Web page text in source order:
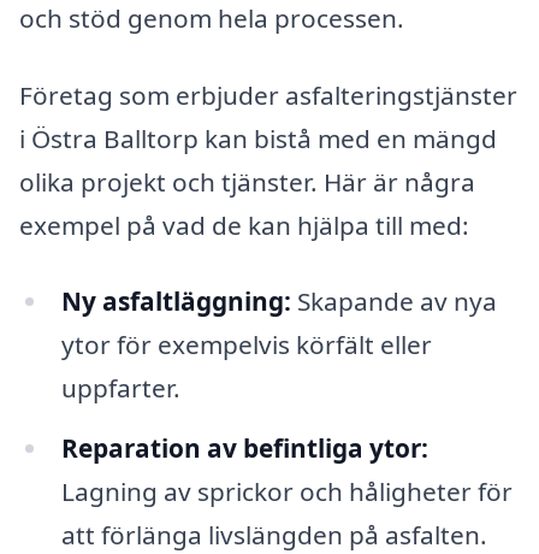
och stöd genom hela processen.
Företag som erbjuder asfalteringstjänster
i Östra Balltorp kan bistå med en mängd
olika projekt och tjänster. Här är några
exempel på vad de kan hjälpa till med:
Ny asfaltläggning: Skapande av nya
ytor för exempelvis körfält eller
uppfarter.
Reparation av befintliga ytor:
Lagning av sprickor och håligheter för
att förlänga livslängden på asfalten.